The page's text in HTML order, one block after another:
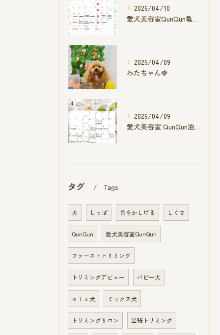
2026/04/10
愛犬美容室QunQun亀山エコー店
2026/04/09
わたちゃん🍓
2026/04/09
愛犬美容室 QunQun泊店 4月空き状況です
タグ Tags
犬 しっぽ 首をかしげる しぐさ
QunQun 愛犬美容室QunQun
ファーストトリミング
トリミングデビュー パピー犬
ｍｉｘ犬 ミックス犬
トリミングサロン 出張トリミング